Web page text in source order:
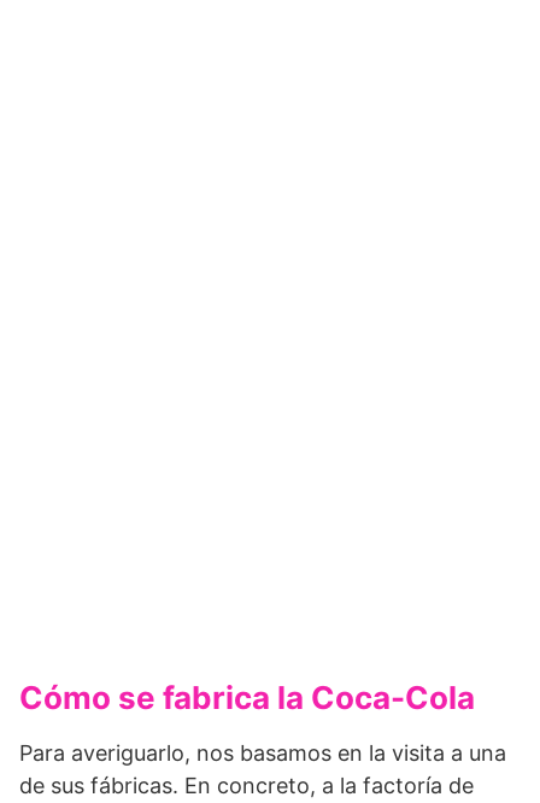
Cómo se fabrica la Coca-Cola
Para averiguarlo, nos basamos en la visita a una
de sus fábricas. En concreto, a la factoría de